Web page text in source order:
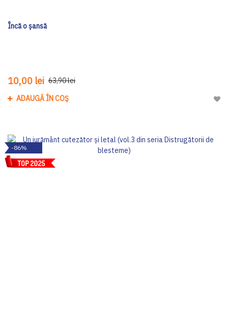
Încă o șansă
10,00 lei 63,90 lei
ADAUGĂ ÎN COȘ
-86%